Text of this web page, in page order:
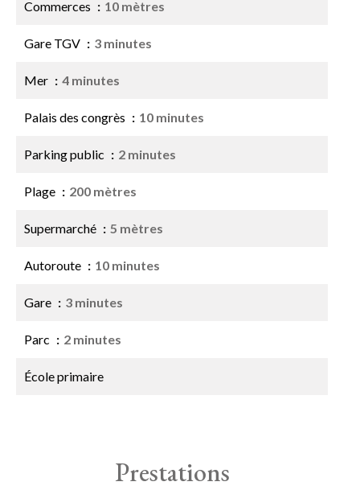
Commerces 10 mètres
Gare TGV 3 minutes
Mer 4 minutes
Palais des congrès 10 minutes
Parking public 2 minutes
Plage 200 mètres
Supermarché 5 mètres
Autoroute 10 minutes
Gare 3 minutes
Parc 2 minutes
École primaire
Prestations